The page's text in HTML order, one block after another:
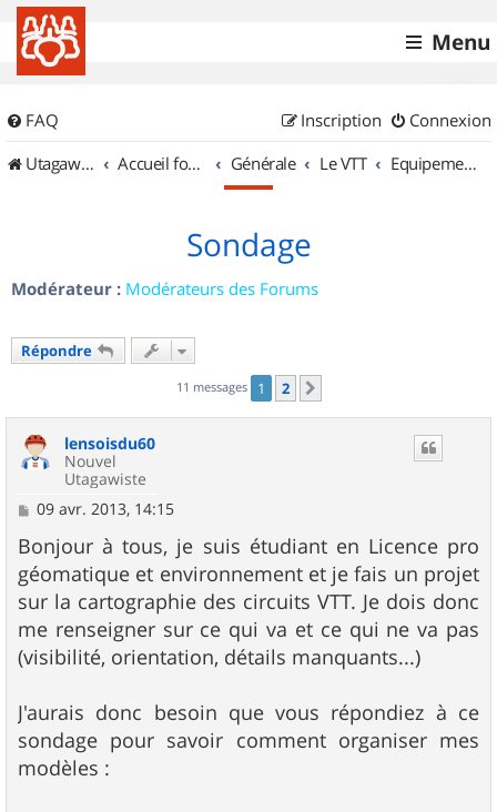
Menu
FAQ Connexion
Inscription
UtagawaVTT (Randos VTT et VTTAE avec traces GPS)
Accueil forum Générale Le VTT Equipements et Accessoires
Sondage
Modérateur : Modérateurs des Forums
Répondre
11 messages 1 2
lensoisdu60
Nouvel
Utagawiste
M
s
s
a
g
e
09 avr. 2013, 14:15
Bonjour à tous, je suis étudiant en Licence pro
géomatique et environnement et je fais un projet
sur la cartographie des circuits VTT. Je dois donc
me renseigner sur ce qui va et ce qui ne va pas
(visibilité, orientation, détails manquants...)
J'aurais donc besoin que vous répondiez à ce
sondage pour savoir comment organiser mes
modèles :